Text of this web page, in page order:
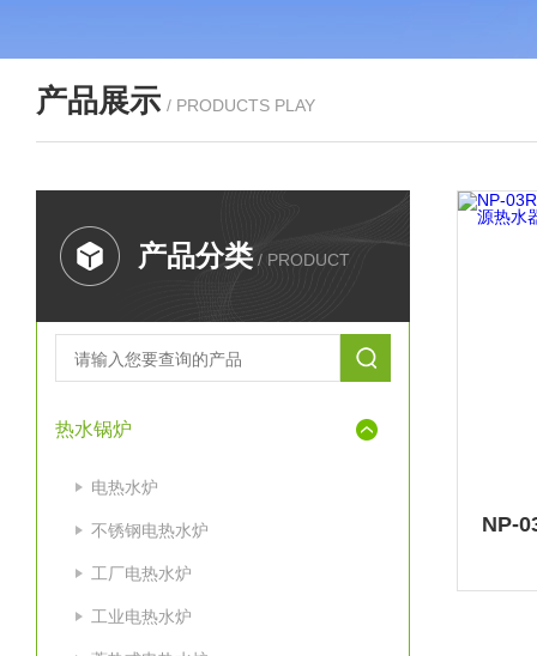
产品展示 / PRODUCTS PLAY
产品分类 / PRODUCT
热水锅炉
电热水炉
不锈钢电热水炉
工厂电热水炉
工业电热水炉